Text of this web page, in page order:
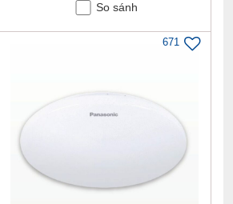
So sánh
671